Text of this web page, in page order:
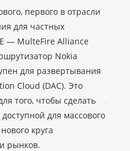
первого в отрасли
для частных
— MulteFire Alliance
Nokia
для развертывания
Cloud (DAC). Это
того, чтобы сделать
для массового
круга
рынков.